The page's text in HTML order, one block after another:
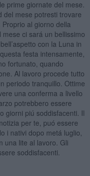
prime giornate del mese.
del mese potresti trovare
al giorno della
ci sará un bellissimo
con la Luna in
festa intensamente,
fortunato, quando
Al lavoro procede tutto
periodo tranquillo. Ottime
una conferma a livello
potrebbero essere
giorni piú soddisfacenti. Il
per te, puó essere
i nativi dopo metá luglio,
una lite al lavoro. Gli
soddisfacenti.